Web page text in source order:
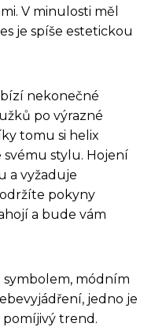
V minulosti měl
je spíše estetickou
nekonečné
po výrazné
tomu si helix
stylu. Hojení
a vyžaduje
pokyny
a bude vám
symbolem, módním
jedno je
pomíjivý trend.